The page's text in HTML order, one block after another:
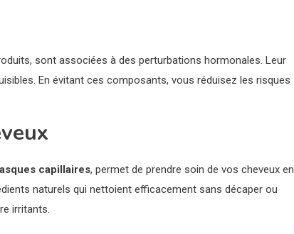
sont associées à des perturbations hormonales. Leur
En évitant ces composants, vous réduisez les risques
capillaires, permet de prendre soin de vos cheveux en
naturels qui nettoient efficacement sans décaper ou
irritants.